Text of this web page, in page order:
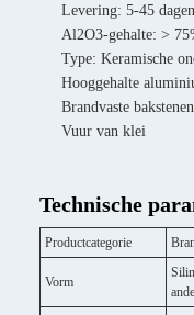
Levering: 5-45
Al2O3-gehalte: >
Type: Keramische
Hooggehalte
Brandvaste
Vuur van klei
Technische
Productcategorie
Vorm